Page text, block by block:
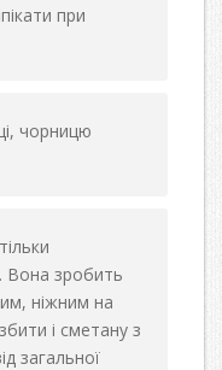
при
чорницю
Вона зробить
ніжним на
і сметану з
загальної